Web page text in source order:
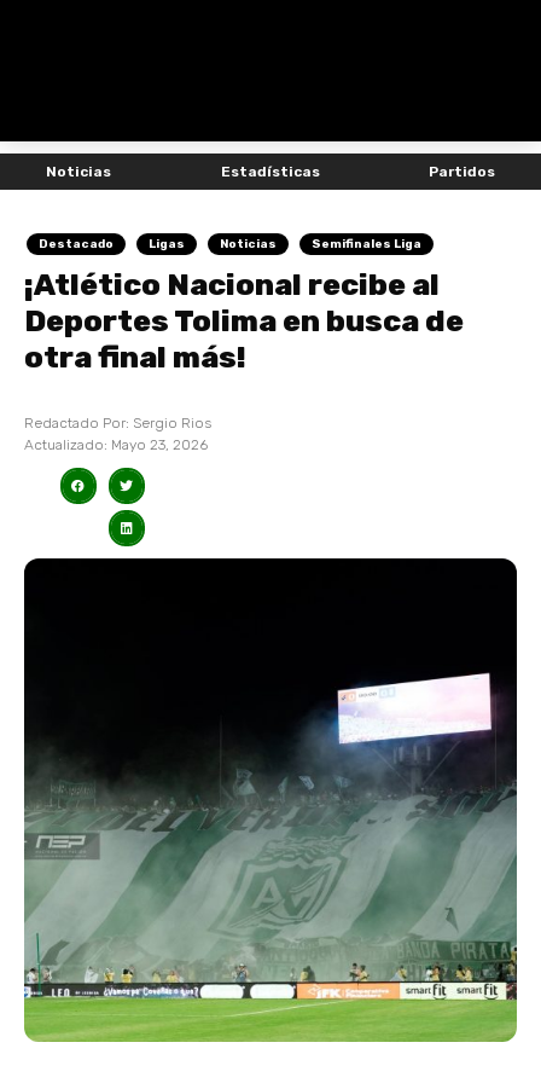
Noticias Estadísticas Partidos
Destacado Ligas Noticias Semifinales Liga
¡Atlético Nacional recibe al
Deportes Tolima en busca de
otra final más!
Redactado Por: Sergio Rios
Actualizado: Mayo 23, 2026